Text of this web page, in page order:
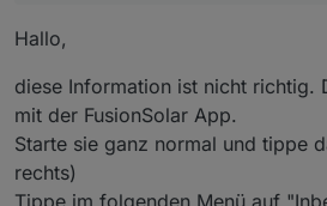
Hallo,
diese Information ist nicht richtig.
mit der FusionSolar App.
Starte sie ganz normal und tippe
rechts)
Tippe im folgenden Menü auf